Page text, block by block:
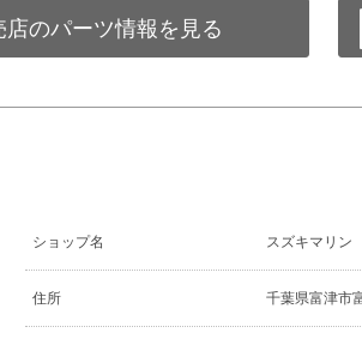
店のパーツ情報を見る
ショップ名 スズキマリン
住所 千葉県富津市